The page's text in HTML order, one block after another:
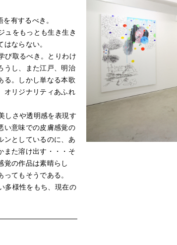
有するべき。
ュをもっとも生き生き
ならない。
び取るべき。とりわけ
うし、また江戸、明治
る。しかし単なる本歌
オリジナリティあふれ
しさや透明感を表現す
い意味での皮膚感覚の
ンとしているのに、あ
また溶け出す・・・そ
覚の作品は素晴らし
てもそうである。
多様性をもち、現在の